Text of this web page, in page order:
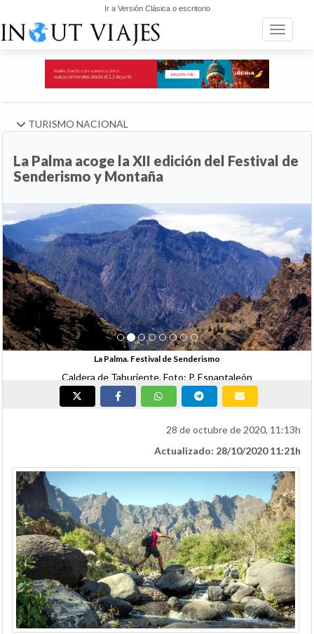
Ir a Versión Clásica o escritorio
Toggle
TURISMO NACIONAL
La Palma acoge la XII edición del Festival de
Senderismo y Montaña
La Palma. Festival de Senderismo
Caldera de Taburiente. Foto: P. Espantaleón
Anterior
28 de octubre de 2020, 11:13h
Actualizado: 28/10/2020 11:21h